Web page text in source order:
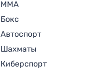
MMA
Бокс
Автоспорт
Шахматы
Киберспорт